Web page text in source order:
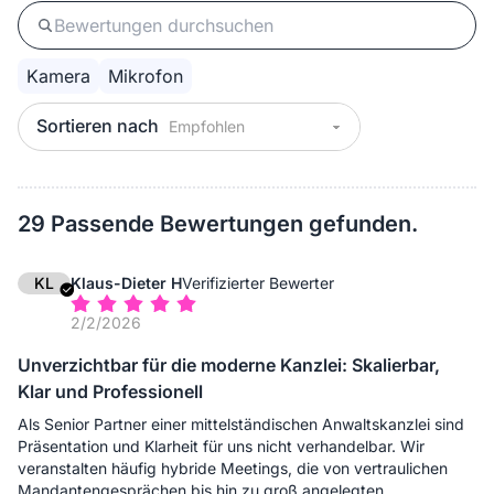
Sortieren nach
Kamera Mikrofon
29 Passende Bewertungen gefunden.
KL Klaus-Dieter HVerifizierter Bewerter
2/2/2026
Unverzichtbar für die moderne Kanzlei: Skalierbar,
Klar und Professionell
Als Senior Partner einer mittelständischen Anwaltskanzlei sind
Präsentation und Klarheit für uns nicht verhandelbar. Wir
veranstalten häufig hybride Meetings, die von vertraulichen